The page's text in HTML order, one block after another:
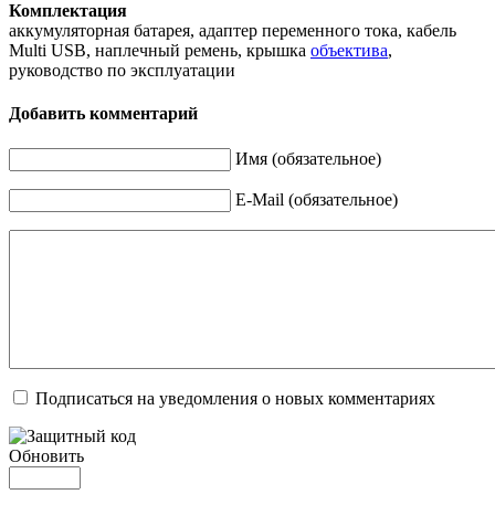
Комплектация
аккумуляторная батарея, адаптер переменного тока, кабель
Multi USB, наплечный ремень, крышка объектива,
руководство по эксплуатации
Добавить комментарий
Имя (обязательное)
E-Mail (обязательное)
Подписаться на уведомления о новых комментариях
Обновить